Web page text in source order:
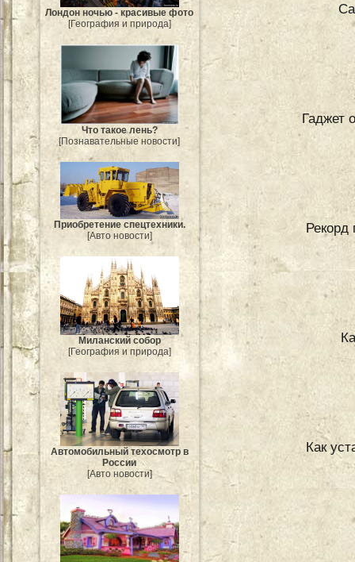
Лондон ночью - красивые фото
[География и природа]
Что такое лень?
[Познавательные новости]
Приобретение спецтехники.
[Авто новости]
Миланский собор
[География и природа]
Автомобильный техосмотр в
России
[Авто новости]
Гаджет
Рекорд
Как